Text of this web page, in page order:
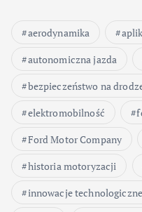
aerodynamika
autonomiczna jazda
bezpieczeństwo na
elektromobilność
Ford Motor Company
historia motoryzacji
innowacje technologiczne